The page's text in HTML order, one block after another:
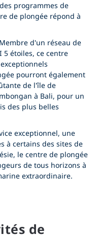
programmes de
de plongée répond à
d'un réseau de
5 étoiles, ce centre
pourront également
de l'île de
à Bali, pour un
des plus belles
exceptionnel, une
à certains des sites de
le centre de plongée
de tous horizons à
extraordinaire.
de